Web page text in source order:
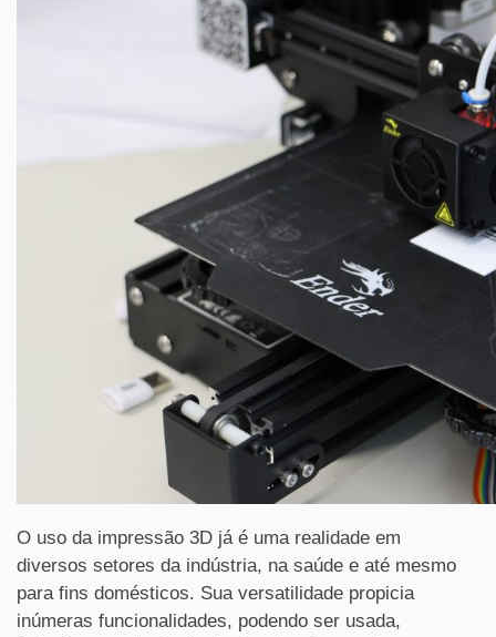
O uso da impressão 3D já é uma realidade em
diversos setores da indústria, na saúde e até mesmo
para fins domésticos. Sua versatilidade propicia
inúmeras funcionalidades, podendo ser usada,